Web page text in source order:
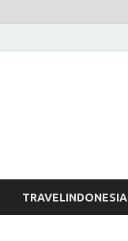
TRAVELINDONESIA